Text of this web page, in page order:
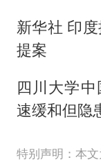
新华社 印
提案
四川大学
速缓和但隐
特别声明：本